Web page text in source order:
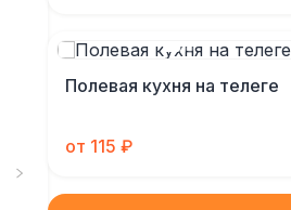
Полевая кухня на телеге
от 115 ₽